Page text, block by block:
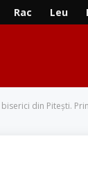
Rac Leu
din Piteşti.